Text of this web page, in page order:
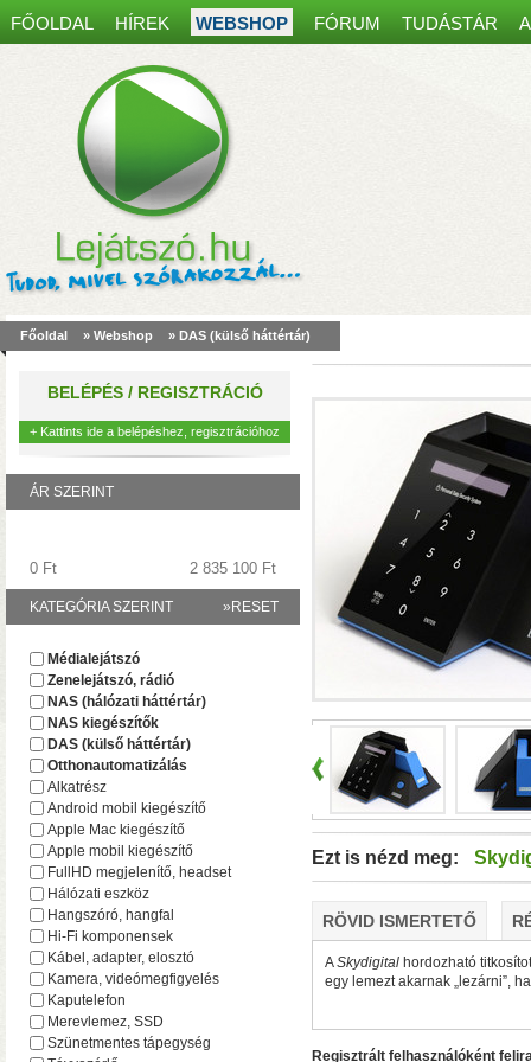
FŐOLDAL HÍREK WEBSHOP FÓRUM TUDÁSTÁR
akár 8 mobiltelefonon,
működés, egy régi
A TerraMaster-nél
F2-425 és F4-425
Plusz teljesítmény
F2-425 Plus és F4-
(32 GB-ig bővíthető!)
Főoldal » Webshop » DAS (külső háttértár)
Ezt is nézd meg:
RÖVID ISMERTETŐ
ASkydigital hordozható
egy lemezt akarnak „lezárni”,
Regisztrált felhasználóként
BELÉPÉS / REGISZTRÁCIÓ
+ Kattints ide a belépéshez, regisztrációhoz
ÁR SZERINT
0 Ft 2 835 100 Ft
»RESET
KATEGÓRIA SZERINT
Médialejátszó
Zenelejátszó, rádió
NAS (hálózati háttértár)
NAS kiegészítők
DAS (külső háttértár)
Otthonautomatizálás
Alkatrész
Android mobil kiegészítő
Apple Mac kiegészítő
Apple mobil kiegészítő
FullHD megjelenítő, headset
Hálózati eszköz
Hangszóró, hangfal
Hi-Fi komponensek
Kábel, adapter, elosztó
Kamera, videómegfigyelés
Kaputelefon
Merevlemez, SSD
Szünetmentes tápegység